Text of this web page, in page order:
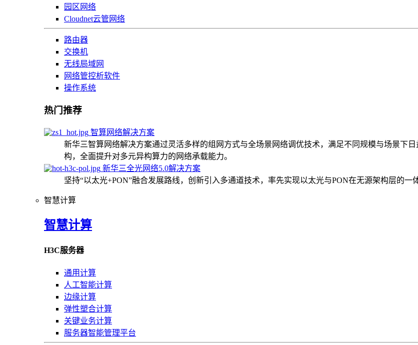
园区网络
Cloudnet云管网络
路由器
交换机
无线局域网
网络管控析软件
操作系统
热门推荐
智算网络解决方案
新华三智算网络解决方案通过灵活多样的组网方式与全场景网络调优技术，满足不同规模与场景下
构，全面提升对多元异构算力的网络承载能力。
新华三全光网络5.0解决方案
坚持“以太光+PON”融合发展路线，创新引入多通道技术，率先实现以太光与PON在无源架构层的一
智慧计算
智慧计算
H3C服务器
通用计算
人工智能计算
边缘计算
弹性塑合计算
关键业务计算
服务器智能管理平台